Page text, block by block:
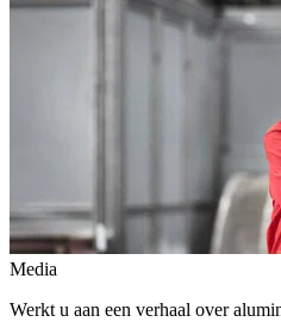
Media
Werkt u aan een verhaal over